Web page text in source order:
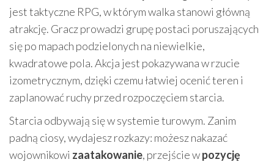
jest taktyczne RPG, w którym walka stanowi główną
atrakcję. Gracz prowadzi grupę postaci poruszających
się po mapach podzielonych na niewielkie,
kwadratowe pola. Akcja jest pokazywana w rzucie
izometrycznym, dzięki czemu łatwiej ocenić teren i
zaplanować ruchy przed rozpoczęciem starcia.
Starcia odbywają się w systemie turowym. Zanim
padną ciosy, wydajesz rozkazy: możesz nakazać
wojownikowi zaatakowanie, przejście wpozycję